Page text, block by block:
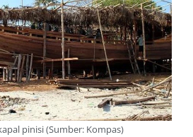
pinisi (Sumber: Kompas)